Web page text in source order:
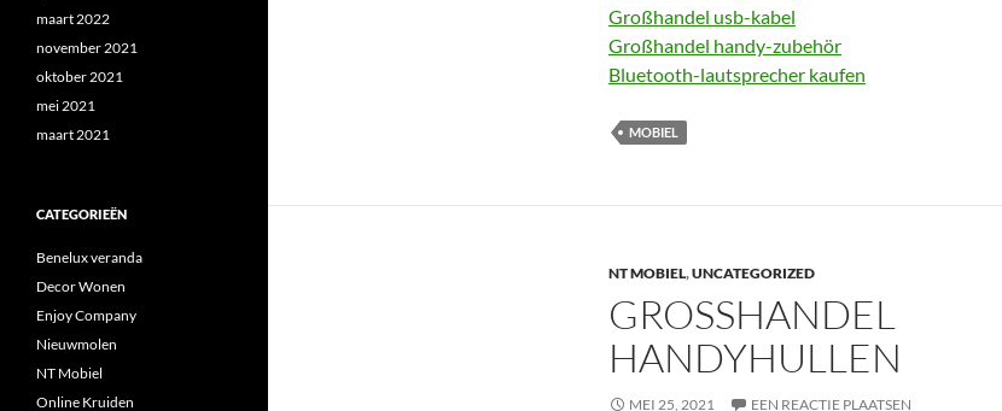
Großhandel usb-kabel
Großhandel handy-zubehör
Bluetooth-lautsprecher kaufen
MOBIEL
NT MOBIEL,UNCATEGORIZED
GROSSHANDEL H
ANDYHULLEN
MEI 25, 2021 EEN REACTIE PLAATSEN
maart 2022
november 2021
oktober 2021
mei 2021
maart 2021
CATEGORIEËN
Benelux veranda
Decor Wonen
Enjoy Company
Nieuwmolen
NT Mobiel
Online Kruiden